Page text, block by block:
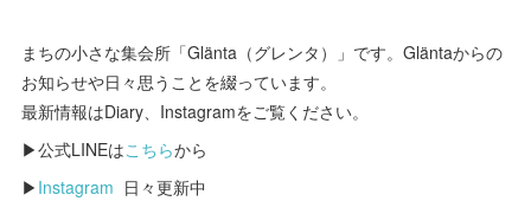
まちの小さな集会所「Glänta（グレンタ）」です。Gläntaからの
お知らせや日々思うことを綴っています。
最新情報はDiary、Instagramをご覧ください。
▶公式LINEはこちらから
▶ Instagram 日々更新中